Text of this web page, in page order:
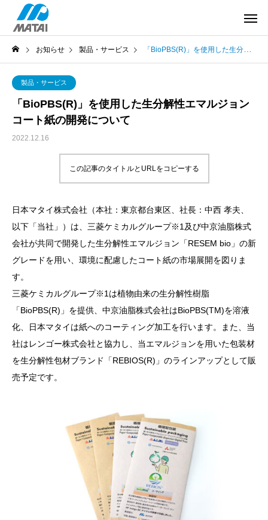
お知らせ 製品・サービス 「BioPBS(R)」を使用した生分解性エマルジョンコート紙の開発について
製品・サービス
「BioPBS(R)」を使用した生分解性エマルジョン
コート紙の開発について
2022.12.16
この記事のタイトルとURLをコピーする
日本マタイ株式会社（本社：東京都台東区、社長：中西 孝夫、
以下「当社」）は、三菱ケミカルグループ※1及び中京油脂株式
会社が共同で開発した生分解性エマルジョン「RESEM bio」の新
グレードを用い、環境に配慮したコート紙の市場展開を図りま
す。
三菱ケミカルグループ※1は植物由来の生分解性樹脂
「BioPBS(R)」を提供、中京油脂株式会社はBioPBS(TM)を溶液
化、日本マタイは紙へのコーティング加工を行います。また、当
社はレンゴー株式会社と協力し、当エマルジョンを用いた包装材
を生分解性包材ブランド「REBIOS(R)」のラインアップとして販
売予定です。